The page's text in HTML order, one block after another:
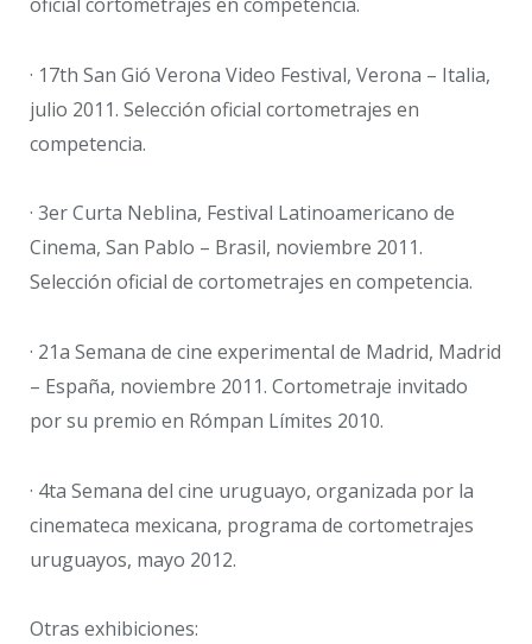
· 17th San Gió Verona Video Festival, Verona – Italia,
julio 2011. Selección oficial cortometrajes en
competencia.
· 3er Curta Neblina, Festival Latinoamericano de
Cinema, San Pablo – Brasil, noviembre 2011.
Selección oficial de cortometrajes en competencia.
· 21a Semana de cine experimental de Madrid, Madrid
– España, noviembre 2011. Cortometraje invitado
por su premio en Rómpan Límites 2010.
· 4ta Semana del cine uruguayo, organizada por la
cinemateca mexicana, programa de cortometrajes
uruguayos, mayo 2012.
Otras exhibiciones: